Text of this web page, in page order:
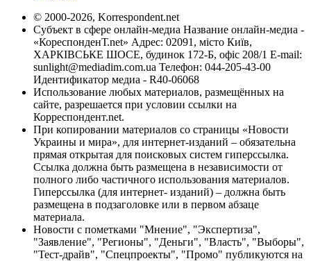
© 2000-2026, Korrespondent.net
Субъект в сфере онлайн-медиа Название онлайн-медиа -
«КореспонденТ.net» Адрес: 02091, місто Київ,
ХАРКІВСЬКЕ ШОСЕ, будинок 172-Б, офіс 208/1 E-mail:
sunlight@mediadim.com.ua Телефон: 044-205-43-00
Идентификатор медиа - R40-06068
Использование любых материалов, размещённых на
сайте, разрешается при условии ссылки на
Корреспондент.net.
При копировании материалов со страницы «Новости
Украины и мира», для интернет-изданий – обязательна
прямая открытая для поисковых систем гиперссылка.
Ссылка должна быть размещена в независимости от
полного либо частичного использования материалов.
Гиперссылка (для интернет- изданий) – должна быть
размещена в подзаголовке или в первом абзаце
материала.
Новости с пометками "Мнение", "Экспертиза",
"Заявление", "Регионы", "Деньги", "Власть", "Выборы",
"Тест-драйв", "Спецпроекты", "Промо" публикуются на